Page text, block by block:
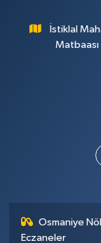
İstiklal
Osmaniye
Eczaneler